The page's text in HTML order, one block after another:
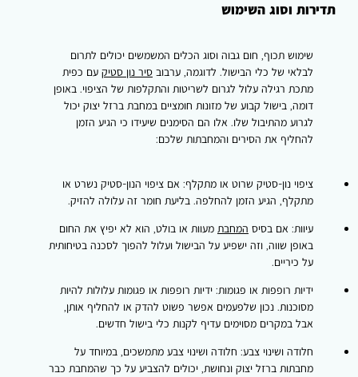
תדירות וסוג השימוש
שימוש תכוף, חום גבוה וסוג הכלים המשמשים יכולים לתרום
לבלאי של כלי הבישול. לדוגמה, ערבוב סיר נון סטיק עם כפית
מתכת רגילה עלול לגרום לשריטות והתקלפות של הציפוי. באופן
דומה, בישול קבוע של מזונות חומציים במחבת ברזל יצוק יכול
לגרוע מהתיבול שלו. אלו הם הסימנים שיעידו כי הגיע הזמן
להחליף את הסירים והמחבתות שלכם:
ציפוי נון-סטיק שרוט או מתקלף: אם ציפוי הנון-סטיק נשרט או
מתקלף, הגיע הזמן להחלפה. בליעת חומר זה עלולה להזיק.
עיוות: אם בסיס המחבת מעוות או בולט, הוא לא יפיץ את החום
באופן שווה, וזה ישפיע על הבישול ועלול להפוך לסכנה בטיחותית
על כיריים.
ידיות רופפות או פגומות: ידיות רופפות או פגומות עלולות להיות
מסוכנות. נכון שלפעמים אפשר פשוט להדק או להחליף אותן,
אבל במקרים מסוימים עדיף לקנות כלי בישול חדשים.
חלודה ושינוי צבע: חלודה ושינוי צבע מתמשכים, במיוחד על
מחבתות ברזל יצוק ונחושת, יכולים להצביע על כך שהמחבת כבר